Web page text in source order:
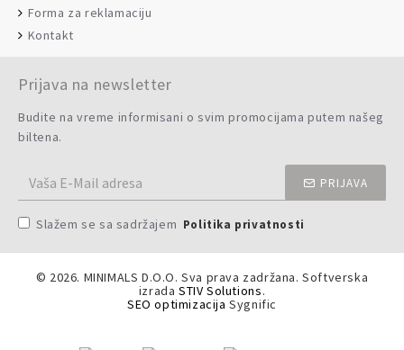
Forma za reklamaciju
Kontakt
Prijava na newsletter
Budite na vreme informisani o svim promocijama putem našeg
biltena.
PRIJAVA
Slažem se sa sadržajem Politika privatnosti
© 2026. MINIMALS D.O.O. Sva prava zadržana. Softverska
izradaSTIV Solutions.
SEO optimizacija Sygnific